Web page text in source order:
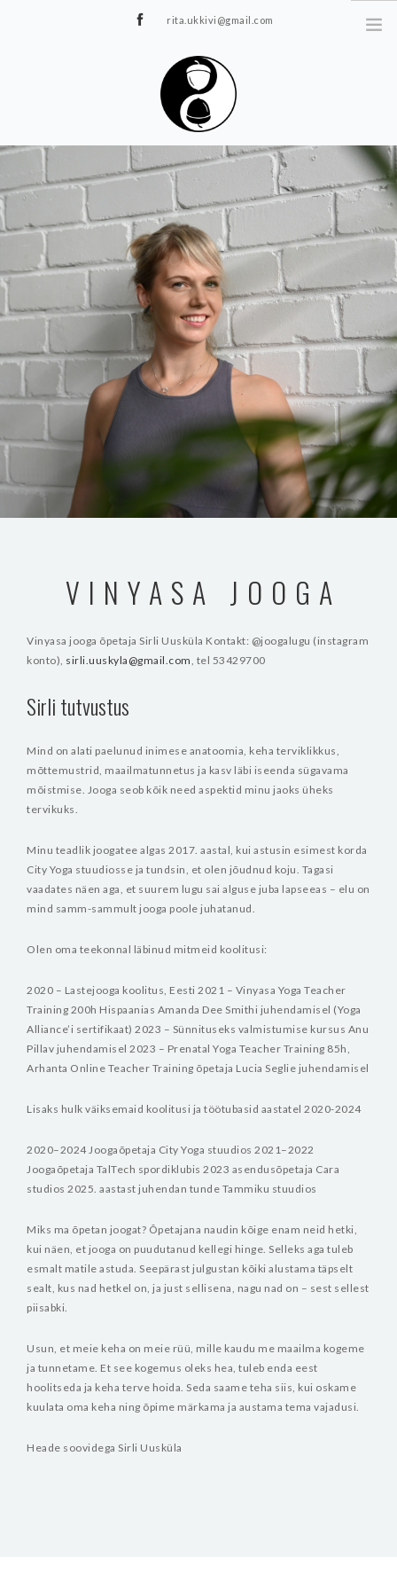
rita.ukkivi@gmail.com
STUUDIOST
TUNNIPLAAN
JOOGA/PILATES
TERAAPIA
ÜRITUSED
TIIMIDELE
GALERII
KONTAKT
VINYASA JOOGA
Vinyasa jooga õpetaja Sirli Uusküla Kontakt: @joogalugu (instagram
konto), sirli.uuskyla@gmail.com, tel 53429700
Sirli tutvustus
Mind on alati paelunud inimese anatoomia, keha terviklikkus,
mõttemustrid, maailmatunnetus ja kasv läbi iseenda sügavama
mõistmise. Jooga seob kõik need aspektid minu jaoks üheks
tervikuks.
Minu teadlik joogatee algas 2017. aastal, kui astusin esimest korda
City Yoga stuudiosse ja tundsin, et olen jõudnud koju. Tagasi
vaadates näen aga, et suurem lugu sai alguse juba lapseeas – elu on
mind samm-sammult jooga poole juhatanud.
Olen oma teekonnal läbinud mitmeid koolitusi:
2020 – Lastejooga koolitus, Eesti 2021 – Vinyasa Yoga Teacher
Training 200h Hispaanias Amanda Dee Smithi juhendamisel (Yoga
Alliance’i sertifikaat) 2023 – Sünnituseks valmistumise kursus Anu
Pillav juhendamisel 2023 – Prenatal Yoga Teacher Training 85h,
Arhanta Online Teacher Training õpetaja Lucia Seglie juhendamisel
Lisaks hulk väiksemaid koolitusi ja töötubasid aastatel 2020-2024
2020–2024 Joogaõpetaja City Yoga stuudios 2021–2022
Joogaõpetaja TalTech spordiklubis 2023 asendusõpetaja Cara
studios 2025. aastast juhendan tunde Tammiku stuudios
Miks ma õpetan joogat? Õpetajana naudin kõige enam neid hetki,
kui näen, et jooga on puudutanud kellegi hinge. Selleks aga tuleb
esmalt matile astuda. Seepärast julgustan kõiki alustama täpselt
sealt, kus nad hetkel on, ja just sellisena, nagu nad on – sest sellest
piisabki.
Usun, et meie keha on meie rüü, mille kaudu me maailma kogeme
ja tunnetame. Et see kogemus oleks hea, tuleb enda eest
hoolitseda ja keha terve hoida. Seda saame teha siis, kui oskame
kuulata oma keha ning õpime märkama ja austama tema vajadusi.
Heade soovidega Sirli Uusküla